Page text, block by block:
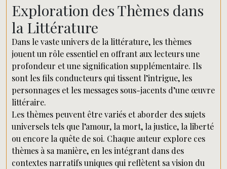
Exploration des Thèmes dans
la Littérature
Dans le vaste univers de la littérature, les thèmes
jouent un rôle essentiel en offrant aux lecteurs une
profondeur et une signification supplémentaire. Ils
sont les fils conducteurs qui tissent l’intrigue, les
personnages et les messages sous-jacents d’une œuvre
littéraire.
Les thèmes peuvent être variés et aborder des sujets
universels tels que l’amour, la mort, la justice, la liberté
ou encore la quête de soi. Chaque auteur explore ces
thèmes à sa manière, en les intégrant dans des
contextes narratifs uniques qui reflètent sa vision du